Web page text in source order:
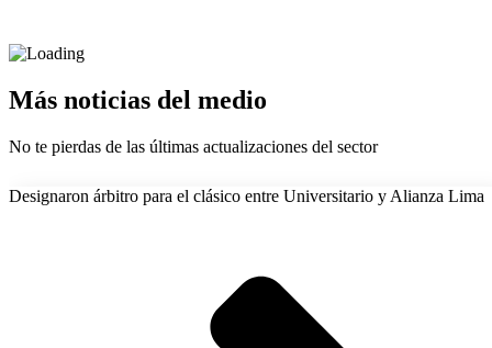
Más noticias del medio
No te pierdas de las últimas actualizaciones del sector
Designaron árbitro para el clásico entre Universitario y Alianza Lima